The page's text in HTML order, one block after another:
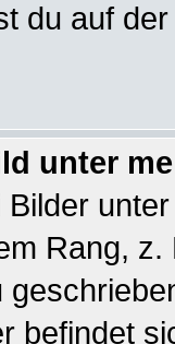
du auf
unter
Rang,
befindet